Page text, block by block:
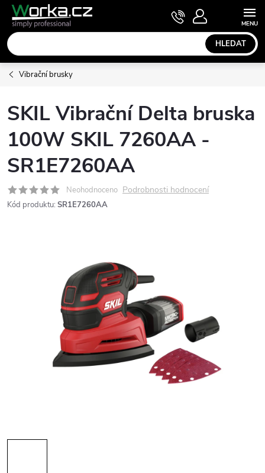
Přejít
obsah
HLEDAT
NÁKUPNÍ
KOŠÍK
Vibrační brusky
SKIL Vibrační Delta bruska
100W SKIL 7260AA -
SR1E7260AA
Neohodnoceno Podrobnosti hodnocení
Kód produktu: SR1E7260AA